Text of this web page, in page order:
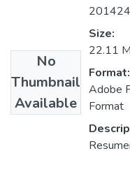
No
Thumbnail
Available
Size:
22.11
Format:
Adobe
Format